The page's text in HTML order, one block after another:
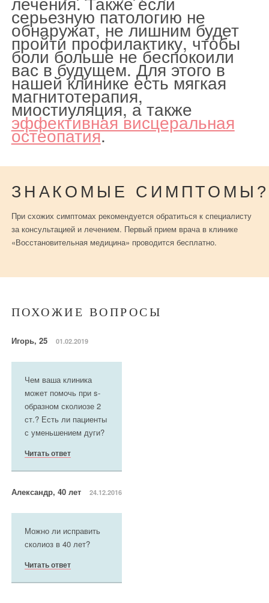
серьезную патологию не
обнаружат, не лишним будет
пройти профилактику, чтобы
боли больше не беспокоили
вас в будущем. Для этого в
нашей клинике есть мягкая
магнитотерапия,
миостиуляция, а также
эффективная висцеральная
остеопатия.
ЗНАКОМЫЕ СИМПТОМЫ?
При схожих симптомах рекомендуется обратиться к специалисту
за консультацией и лечением. Первый прием врача в клинике
«Восстановительная медицина» проводится бесплатно.
ПОХОЖИЕ ВОПРОСЫ
Игорь, 25 01.02.2019
Чем ваша клиника
может помочь при s-
образном сколиозе 2
ст.? Есть ли пациенты
с уменьшением дуги?
Читать ответ
Александр, 40 лет 24.12.2016
Можно ли исправить
сколиоз в 40 лет?
Читать ответ